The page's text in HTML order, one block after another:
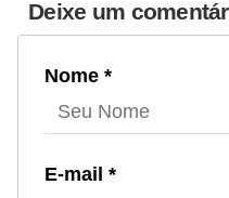
Deixe um
Nome *
E-mail *